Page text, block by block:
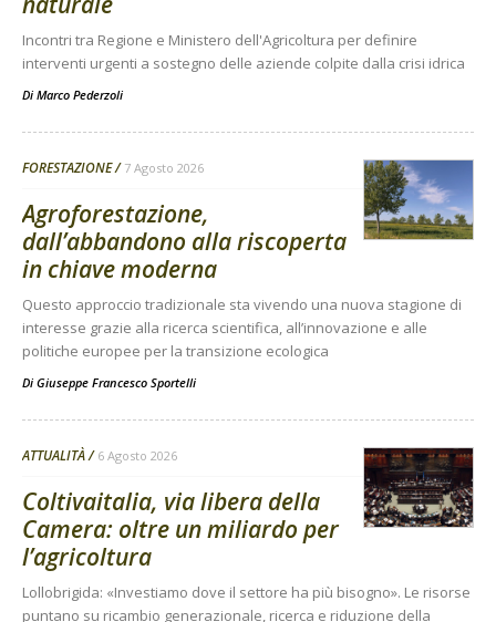
Incontri tra Regione e Ministero dell'Agricoltura per definire
interventi urgenti a sostegno delle aziende colpite dalla crisi idrica
Di Marco Pederzoli
FORESTAZIONE 7 Agosto 2026
Agroforestazione,
dall’abbandono alla riscoperta
in chiave moderna
Questo approccio tradizionale sta vivendo una nuova stagione di
interesse grazie alla ricerca scientifica, all’innovazione e alle
politiche europee per la transizione ecologica
Di Giuseppe Francesco Sportelli
ATTUALITÀ 6 Agosto 2026
Coltivaitalia, via libera della
Camera: oltre un miliardo per
l’agricoltura
Lollobrigida: «Investiamo dove il settore ha più bisogno». Le risorse
puntano su ricambio generazionale, ricerca e riduzione della